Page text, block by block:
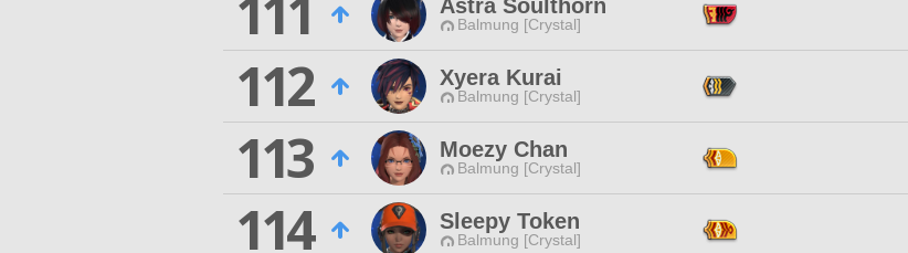
Astra Soulthorn
Balmung [Crystal]
112
Xyera Kurai
Balmung [Crystal]
113
Moezy Chan
Balmung [Crystal]
114
Sleepy Token
Balmung [Crystal]